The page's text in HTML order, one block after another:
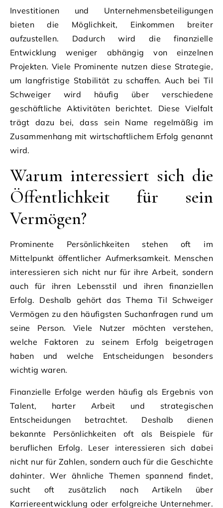
Investitionen und Unternehmensbeteiligungen
bieten die Möglichkeit, Einkommen breiter
aufzustellen. Dadurch wird die finanzielle
Entwicklung weniger abhängig von einzelnen
Projekten. Viele Prominente nutzen diese Strategie,
um langfristige Stabilität zu schaffen. Auch bei Til
Schweiger wird häufig über verschiedene
geschäftliche Aktivitäten berichtet. Diese Vielfalt
trägt dazu bei, dass sein Name regelmäßig im
Zusammenhang mit wirtschaftlichem Erfolg genannt
wird.
Warum interessiert sich die
Öffentlichkeit für sein
Vermögen?
Prominente Persönlichkeiten stehen oft im
Mittelpunkt öffentlicher Aufmerksamkeit. Menschen
interessieren sich nicht nur für ihre Arbeit, sondern
auch für ihren Lebensstil und ihren finanziellen
Erfolg. Deshalb gehört das Thema Til Schweiger
Vermögen zu den häufigsten Suchanfragen rund um
seine Person. Viele Nutzer möchten verstehen,
welche Faktoren zu seinem Erfolg beigetragen
haben und welche Entscheidungen besonders
wichtig waren.
Finanzielle Erfolge werden häufig als Ergebnis von
Talent, harter Arbeit und strategischen
Entscheidungen betrachtet. Deshalb dienen
bekannte Persönlichkeiten oft als Beispiele für
beruflichen Erfolg. Leser interessieren sich dabei
nicht nur für Zahlen, sondern auch für die Geschichte
dahinter. Wer ähnliche Themen spannend findet,
sucht oft zusätzlich nach Artikeln über
Karriereentwicklung oder erfolgreiche Unternehmer.